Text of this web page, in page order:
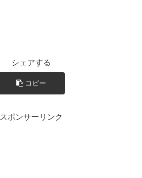
シェアする
コピー
スポンサーリンク